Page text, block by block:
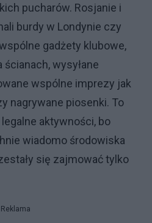
pucharów. Rosjanie i
burdy w Londynie czy
gadżety klubowe,
wysyłane
wspólne imprezy jak
nagrywane piosenki. To
aktywności, bo
wiadomo środowiska
się zajmować tylko
Reklama